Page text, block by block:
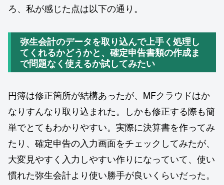
ろ、私が感じた点は以下の通り。
弥生会計のデータを取り込んで上手く処理し
てくれるかどうかと、確定申告書類の作成ま
で問題なく使えるか試してみたい
円簿は修正箇所が結構あったが、MFクラウドはか
なりすんなり取り込まれた。しかも修正する際も簡
単でとてもわかりやすい。実際に決算書を作ってみ
たり、確定申告の入力画面をチェックしてみたが、
大変見やすく入力しやすい作りになっていて、使い
慣れた弥生会計より使い勝手が良いくらいだった。